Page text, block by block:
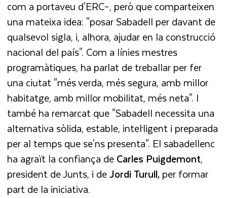
com a portaveu d'ERC–, però que comparteixen
una mateixa idea: "posar Sabadell per davant de
qualsevol sigla, i, alhora, ajudar en la construcció
nacional del país". Com a línies mestres
programàtiques, ha parlat de treballar per fer
una ciutat "més verda, més segura, amb millor
habitatge, amb millor mobilitat, més neta". I
també ha remarcat que "Sabadell necessita una
alternativa sòlida, estable, intel·ligent i preparada
per al temps que se'ns presenta". El sabadellenc
ha agraït la confiança deCarles Puigdemont,
president de Junts, i deJordiTurull, per formar
part de la iniciativa.